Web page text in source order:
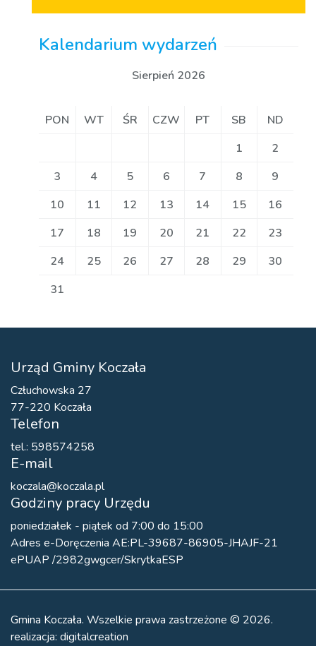
Kalendarium wydarzeń
Sierpień 2026
PON WT ŚR CZW PT SB
ND
1
2
3
4 5 6 7 8
9
10
11 12 13 14 15
16
17
18 19 20 21 22
23
24
25 26 27 28 29
30
31
Urząd Gminy Koczała
Człuchowska 27
77-220 Koczała
Telefon
tel.: 598574258
E-mail
koczala@koczala.pl
Godziny pracy Urzędu
poniedziałek - piątek od 7:00 do 15:00
Adres e-Doręczenia AE:PL-39687-86905-JHAJF-21
ePUAP /2982gwgcer/SkrytkaESP
Gmina Koczała. Wszelkie prawa zastrzeżone © 2026.
realizacja: digitalcreation